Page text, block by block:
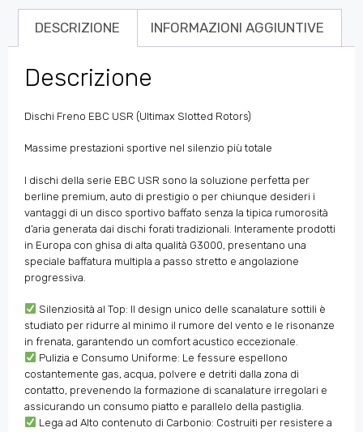
DESCRIZIONE INFORMAZIONI AGGIUNTIVE
Descrizione
Dischi Freno EBC USR (Ultimax Slotted Rotors)
Massime prestazioni sportive nel silenzio più totale
I dischi della serie EBC USR sono la soluzione perfetta per
berline premium, auto di prestigio o per chiunque desideri i
vantaggi di un disco sportivo baffato senza la tipica rumorosità
d’aria generata dai dischi forati tradizionali. Interamente prodotti
in Europa con ghisa di alta qualità G3000, presentano una
speciale baffatura multipla a passo stretto e angolazione
progressiva.
Silenziosità al Top: Il design unico delle scanalature sottili è
studiato per ridurre al minimo il rumore del vento e le risonanze
in frenata, garantendo un comfort acustico eccezionale.
Pulizia e Consumo Uniforme: Le fessure espellono
costantemente gas, acqua, polvere e detriti dalla zona di
contatto, prevenendo la formazione di scanalature irregolari e
assicurando un consumo piatto e parallelo della pastiglia.
Lega ad Alto contenuto di Carbonio: Costruiti per resistere a